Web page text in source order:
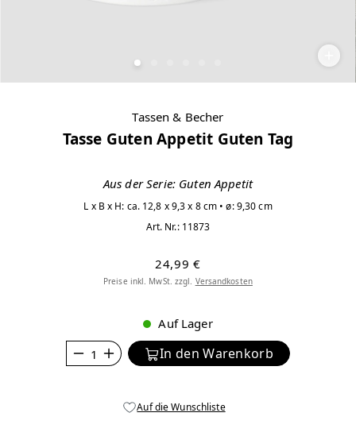
Tassen & Becher
Tasse Guten Appetit Guten Tag
Aus der Serie: Guten Appetit
L x B x H: ca. 12,8 x 9,3 x 8 cm • ø: 9,30 cm
Art. Nr.: 11873
24,99 €
Preise inkl. MwSt. zzgl. Versandkosten
Auf Lager
In den Warenkorb
Auf die Wunschliste